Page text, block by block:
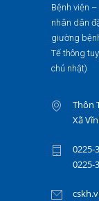
Bệnh viện
nhân dân
giường
Tế thông
chủ nhật)
Thôn
Xã
0225-
0225-